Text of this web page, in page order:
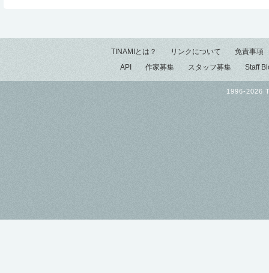
TINAMIとは？ リンクについて
免責事項
API
作家募集 スタッフ募集 Staff
1996-2026